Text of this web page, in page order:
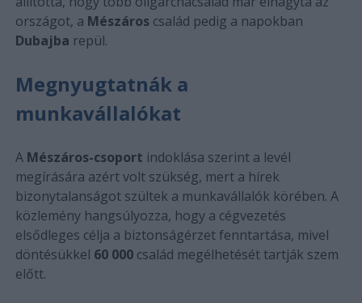
országot, a Mészároscsalád pedig a napokban
Dubajba repül.
Megnyugtatnák a
munkavállalókat
A Mészáros-csoport indoklása szerint a levél
megírására azért volt szükség, mert a hírek
bizonytalanságot szültek a munkavállalók körében. A
közlemény hangsúlyozza, hogy a cégvezetés
elsődleges célja a biztonságérzet fenntartása, mivel
döntésükkel 60 000család megélhetését tartják szem
előtt.